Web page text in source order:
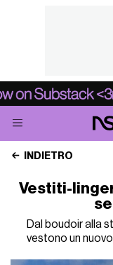
INDIETRO
Vestiti-
Dal boudoir alla
vestono un